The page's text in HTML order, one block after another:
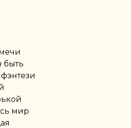
быть
мир